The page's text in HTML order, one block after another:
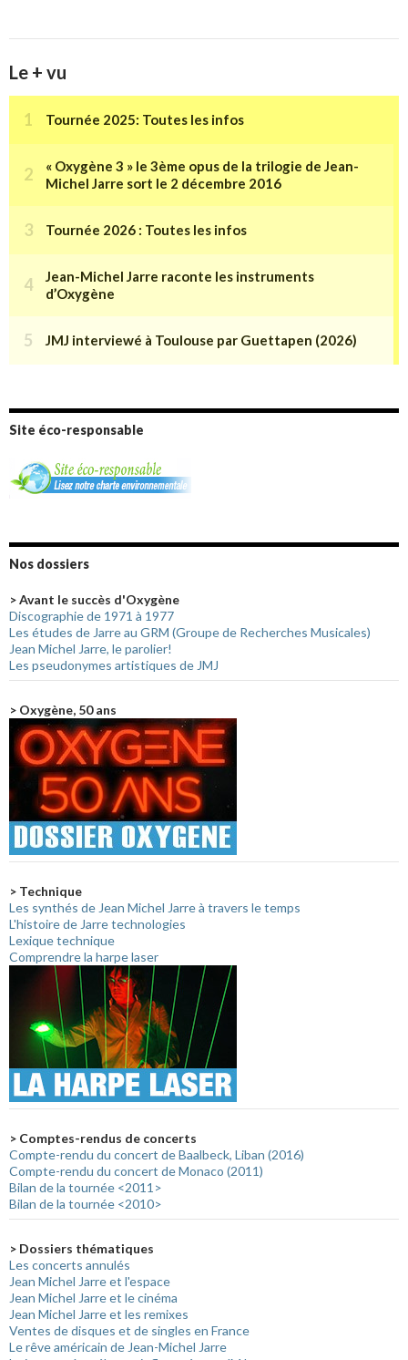
Le + vu
Site éco-responsable
Nos dossiers
> Avant le succès d'Oxygène
Discographie de 1971 à 1977
Les études de Jarre au GRM (Groupe de Recherches Musicales)
Jean Michel Jarre, le parolier!
Les pseudonymes artistiques de JMJ
> Oxygène, 50 ans
> Technique
Les synthés de Jean Michel Jarre à travers le temps
L'histoire de Jarre technologies
Lexique technique
Comprendre la harpe laser
> Comptes-rendus de concerts
Compte-rendu du concert de Baalbeck, Liban (2016)
Compte-rendu du concert de Monaco (2011)
Bilan de la tournée <2011>
Bilan de la tournée <2010>
> Dossiers thématiques
Les concerts annulés
Jean Michel Jarre et l'espace
Jean Michel Jarre et le cinéma
Jean Michel Jarre et les remixes
Ventes de disques et de singles en France
Le rêve américain de Jean-Michel Jarre